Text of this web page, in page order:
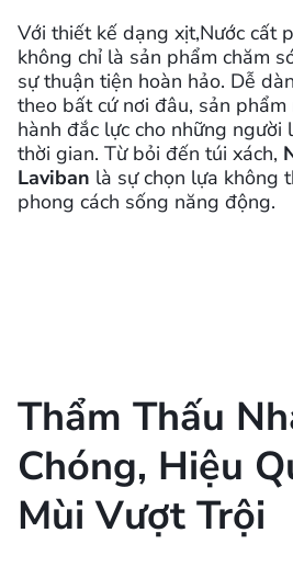
Với thiết kế dạng xịt,Nước cất
không chỉ là sản phẩm chăm
sự thuận tiện hoàn hảo. Dễ
theo bất cứ nơi đâu, sản
hành đắc lực cho những người
thời gian. Từ bỏi đến túi xách,
Laviban là sự chọn lựa không
phong cách sống năng động.
Thẩm Thấu
Chóng, Hiệu
Mùi Vượt Trội